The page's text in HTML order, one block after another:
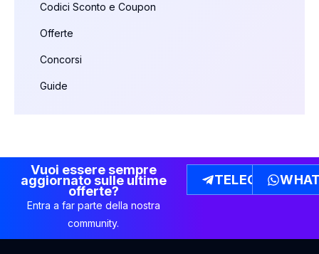
Codici Sconto e Coupon
Offerte
Concorsi
Guide
Vuoi essere sempre
aggiornato sulle ultime
offerte?
Entra a far parte della nostra
community.
TELEGRAM